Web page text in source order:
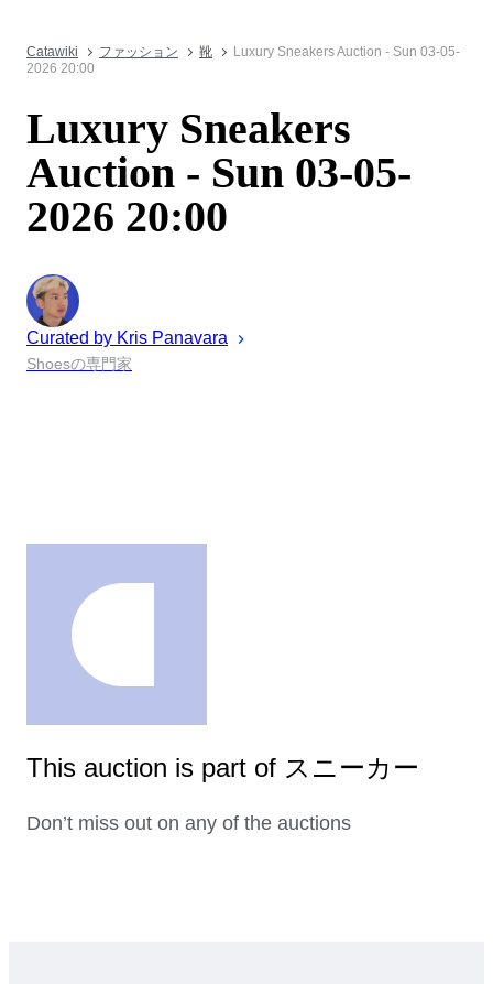
Catawiki ファッション 靴
Luxury Sneakers Auction - Sun 03-05-
2026 20:00
Luxury Sneakers
Auction - Sun 03-05-
2026 20:00
Curated by Kris Panavara
Shoesの専門家
This auction is part of スニーカー
Don’t miss out on any of the auctions